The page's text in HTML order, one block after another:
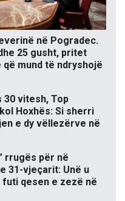
në Pogradec.
25 gusht, pritet
mund të ndryshojë
30 vitesh, Top
Hoxhës: Si sherri
e dy vëllezërve në
rrugës për në
31-vjeçarit: Unë u
futi qesen e zezë në